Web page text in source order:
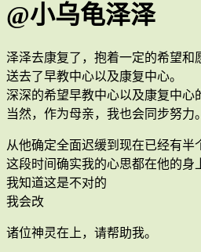
@小乌龟泽泽
泽泽去康复了，抱着一定的希望和
送去了早教中心以及康复中心。
深深的希望早教中心以及康复中心
当然，作为母亲，我也会同步努力。
从他确定全面迟缓到现在已经有半
这段时间确实我的心思都在他的身
我知道这是不对的
我会改
诸位神灵在上，请帮助我。